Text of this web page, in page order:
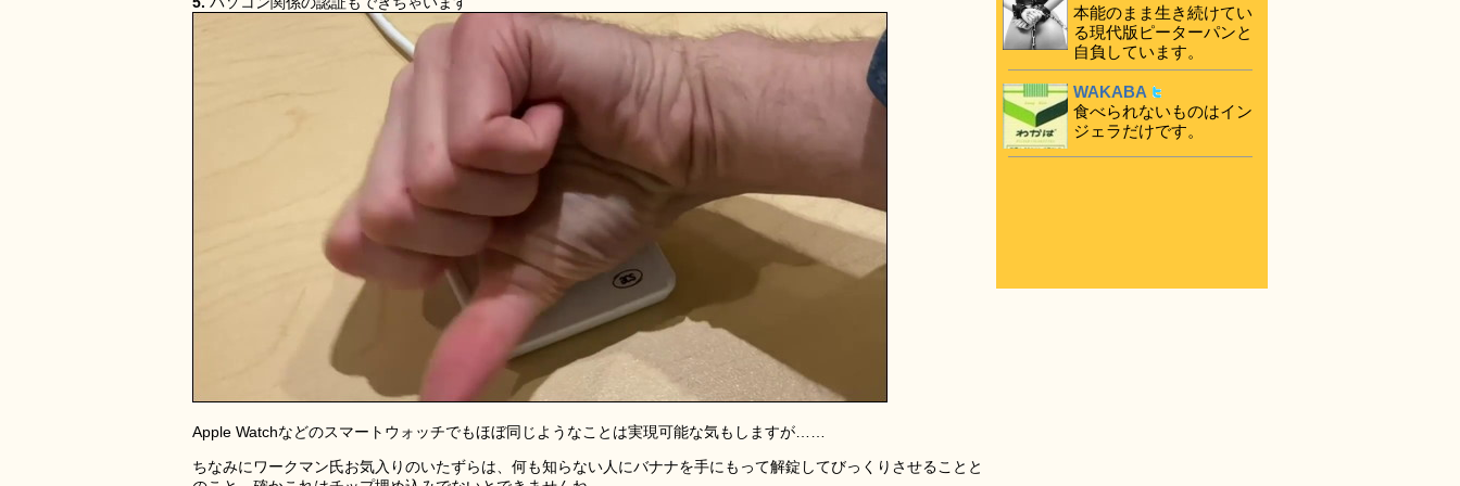
Apple Watchなどのスマートウォッチでもほぼ同じようなことは実現可能な気もしますが……
ちなみにワークマン氏お気入りのいたずらは、何も知らない人にバナナを手にもって解錠してびっくりさせることと
本能のまま生き続けてい
る現代版ピーターパンと
自負しています。
WAKABA
食べられないものはイン
ジェラだけです。